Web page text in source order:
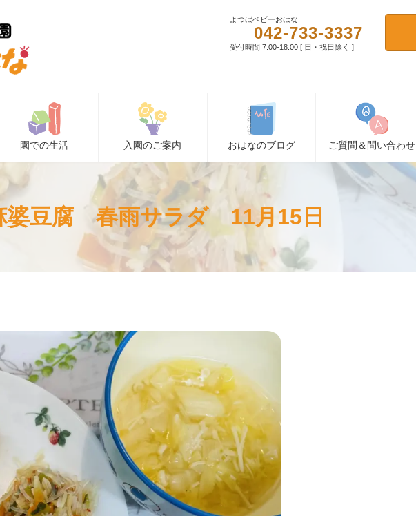
よつばベビーおはな
042-733-3337
受付時間 7:00-18:00 [ 日・祝日除く ]
園での生活 入園のご案内 おはなのブログ ご質問＆問い合わせ
婆豆腐 春雨サラダ 11月15日